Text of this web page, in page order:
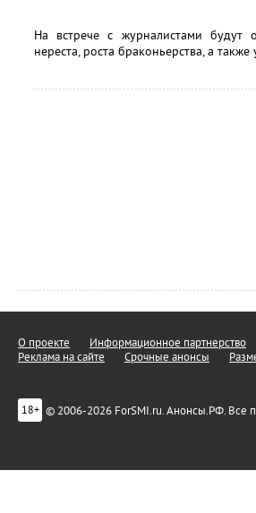
На встрече с журналистами будут
нереста, роста браконьерства, а
О проекте Информационное партнерство
Реклама на сайте
Срочные анонсы
18+ © 2006-2026 ForSMI.ru. Анонсы.РФ. Все